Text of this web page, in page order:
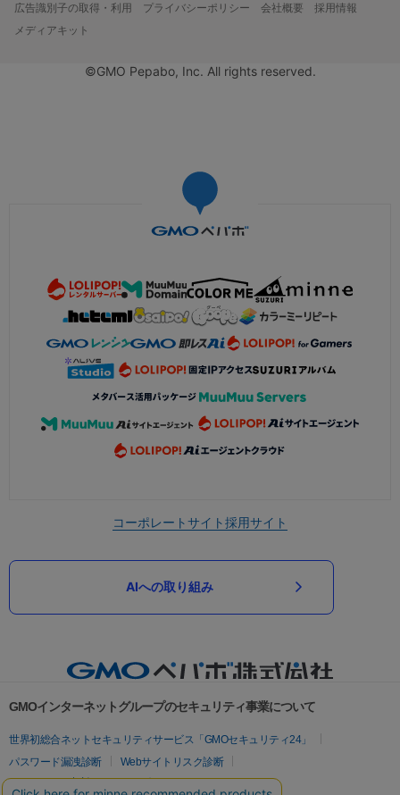
広告識別子の取得・利用
プライバシーポリシー 会社概要
採用情報
メディアキット
©GMO Pepabo, Inc. All rights reserved.
コーポレートサイト採用サイト
AIへの取り組み
GMOインターネットグループのセキュリティ事業について
世界初総合ネットセキュリティサービス「GMOセキュリティ24」
パスワード漏洩診断
Webサイトリスク診断
セキュリティ相談AIチャットボット